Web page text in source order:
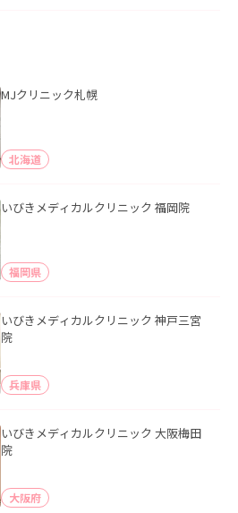
MJクリニック札幌
北海道
いびきメディカルクリニック 福岡院
福岡県
いびきメディカルクリニック 神戸三宮
院
兵庫県
いびきメディカルクリニック 大阪梅田
院
大阪府